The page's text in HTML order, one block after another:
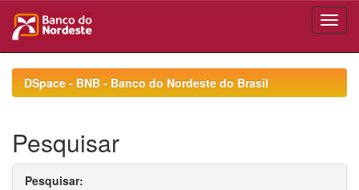
navigationDSpace - BNB - Banco do Nordeste do Brasil
Pesquisar
Pesquisar: